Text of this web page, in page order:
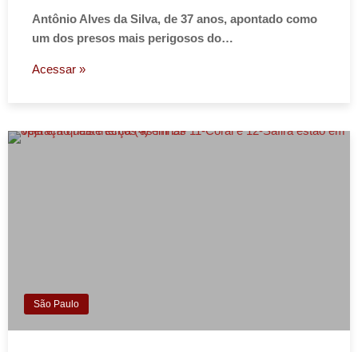
Antônio Alves da Silva, de 37 anos, apontado como
um dos presos mais perigosos do…
Acessar »
São Paulo